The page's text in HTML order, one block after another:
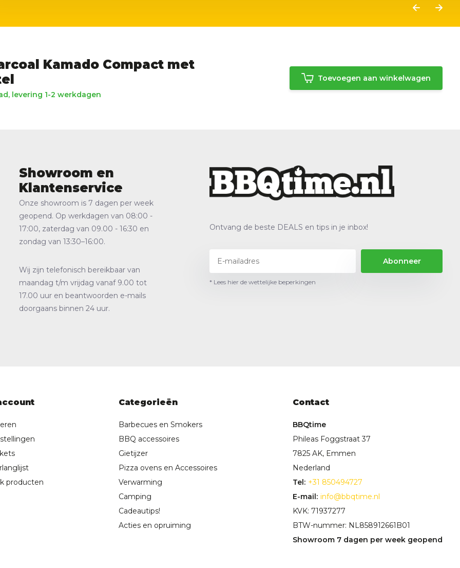
Kamado Compact met
levering 1-2 werkdagen
Toevoegen aan winkelwagen
Showroom en
Klantenservice
Onze showroom is 7 dagen per week
geopend. Op werkdagen van 08:00 -
17:00, zaterdag van 09.00 - 16:30 en
zondag van 13:30–16:00.
Wij zijn telefonisch bereikbaar van
maandag t/m vrijdag vanaf 9.00 tot
17.00 uur en beantwoorden e-mails
doorgaans binnen 24 uur.
Ontvang de beste DEALS en tips in je inbox!
Abonneer
* Lees hier de wettelijke beperkingen
producten
Categorieën
Barbecues en Smokers
BBQ accessoires
Gietijzer
Pizza ovens en Accessoires
Verwarming
Camping
Cadeautips!
Acties en opruiming
Contact
BBQtime
Phileas Foggstraat 37
7825 AK, Emmen
Nederland
Tel: +31 850494727
E-mail: info@bbqtime.nl
KVK: 71937277
BTW-nummer: NL858912661B01
Showroom 7 dagen per week geopend